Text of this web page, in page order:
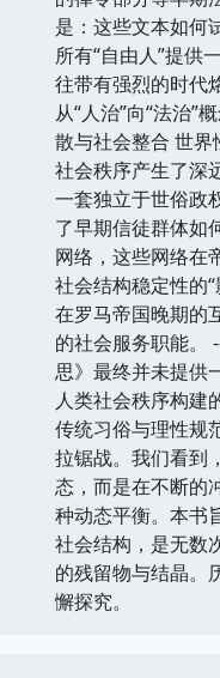
是：这些文本如何
所有“自由人”提供
往带有强烈的时代
从“人治”向“法治”
散与社会整合 世
社会秩序产生了深
一套独立于世俗政
了早期信徒群体如
网络，这些网络在
社会结构稳定性的
在罗马帝国晚期的
的社会服务职能。
思》最终并未提供
人类社会秩序构建
传统习俗与理性规
拉锯战。我们看到
态，而是在不断的
种动态平衡。本书
社会结构，是无数
的残留物与结晶。
懈探究。